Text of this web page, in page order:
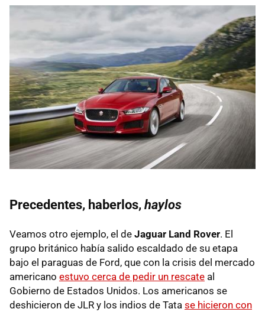
Precedentes, haberlos, haylos
Veamos otro ejemplo, el de Jaguar Land Rover. El
grupo británico había salido escaldado de su etapa
bajo el paraguas de Ford, que con la crisis del mercado
americano estuvo cerca de pedir un rescate al
Gobierno de Estados Unidos. Los americanos se
deshicieron de JLR y los indios de Tata se hicieron con